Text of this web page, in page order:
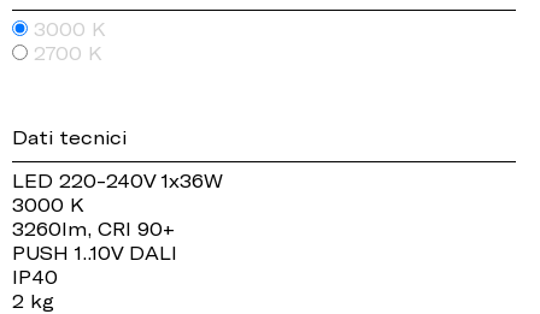
3000 K
2700 K
Dati tecnici
LED 220-240V 1x36W
3000 K
3260lm, CRI 90+
PUSH 1..10V DALI
IP40
2 kg